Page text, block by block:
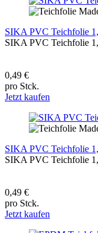
SIKA PVC Teichfolie
SIKA PVC Teichfolie
0,49 €
pro Stck.
Jetzt kaufen
SIKA PVC Teichfolie
SIKA PVC Teichfolie
0,49 €
pro Stck.
Jetzt kaufen